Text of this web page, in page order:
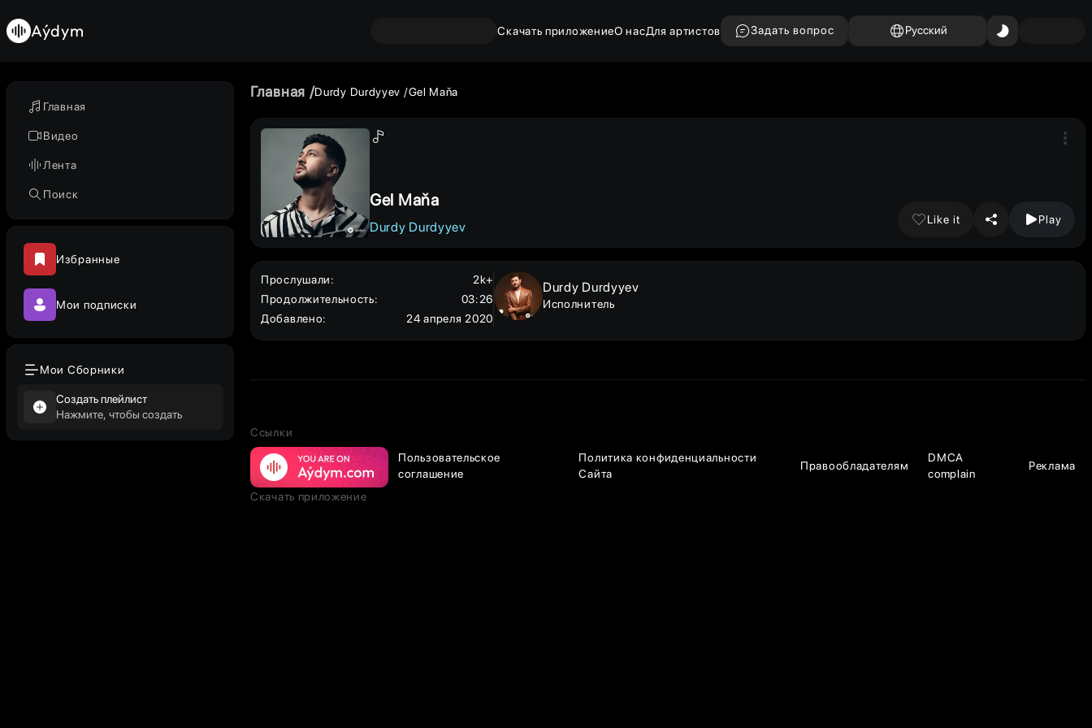
Главная
Видео
Лента
Поиск
Избранные
Мои подписки
Мои Сборники
Создать плейлист
Нажмите, чтобы создать
Aýdym Скачать приложениеО насДля артистов Задать вопрос Русский
Главная Durdy Durdyyev Gel Maňa
Gel Maňa
Durdy Durdyyev
Like it Play
Прослушали:
2k+
Продолжительность:
03:26
Добавлено: 24 апреля 2020
Durdy Durdyyev
Исполнитель
Ссылки
Пользовательское
соглашение
Политика конфиденциальности
Сайта
Правообладателям
DMCA
complain
Реклама
Скачать приложение